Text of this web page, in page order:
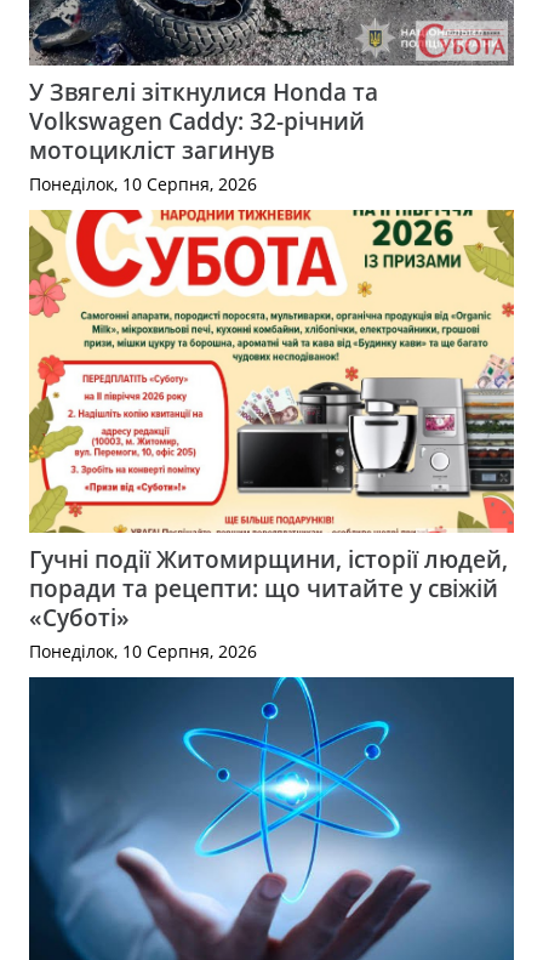
У Звягелі зіткнулися Honda та
Volkswagen Caddy: 32-річний
мотоцикліст загинув
Понеділок, 10 Серпня, 2026
Гучні події Житомирщини, історії людей,
поради та рецепти: що читайте у свіжій
«Суботі»
Понеділок, 10 Серпня, 2026